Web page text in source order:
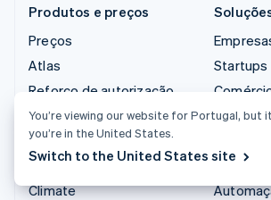
Produtos e preços
Preços
Atlas
Reforço de autorização
Billing
Capital
Checkout
Climate
Startups
Finanças
You’re viewing our website for Portugal, but
you’re in the United States.
Switch to the United States site